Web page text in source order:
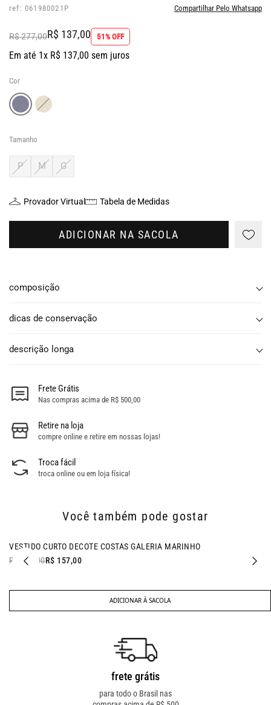
ref: 061980021P Compartilhar Pelo Whatsapp
R$ 277,00R$ 137,00 51% OFF
Em até 1x R$ 137,00 sem juros
Cor
Tamanho
P M G
Provador Virtual Tabela de Medidas
ADICIONAR NA SACOLA
composição
dicas de conservação
descrição longa
Frete Grátis
Nas compras acima de R$ 500,00
Retire na loja
compre online e retire em nossas lojas!
Troca fácil
troca online ou em loja física!
Você também pode gostar
- 52% OFF
VESTIDO CURTO DECOTE COSTAS GALERIA MARINHO
R$ 327,00R$ 157,00
ADICIONAR À SACOLA
frete grátis
para todo o Brasil nas